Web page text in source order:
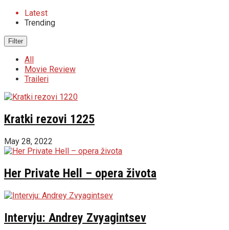
Latest
Trending
Filter
All
Movie Review
Traileri
Kratki rezovi 1225
May 28, 2022
Her Private Hell – opera života
Intervju: Andrey Zvyagintsev